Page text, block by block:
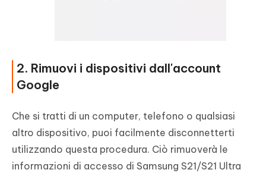
2. Rimuovi i dispositivi dall'account
Google
Che si tratti di un computer, telefono o qualsiasi
altro dispositivo, puoi facilmente disconnetterti
utilizzando questa procedura. Ciò rimuoverà le
informazioni di accesso di Samsung S21/S21 Ultra